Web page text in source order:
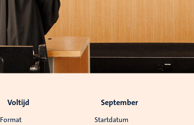
Format
Voltijd
Startdatum
September